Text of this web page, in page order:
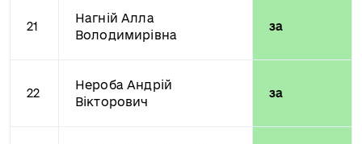
21
Нагній Алла
Володимирівна
за
22
Нероба Андрій
Вікторович
за